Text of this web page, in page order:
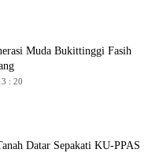
Muda Bukittinggi Fasih
: 20
Datar Sepakati KU-PPAS